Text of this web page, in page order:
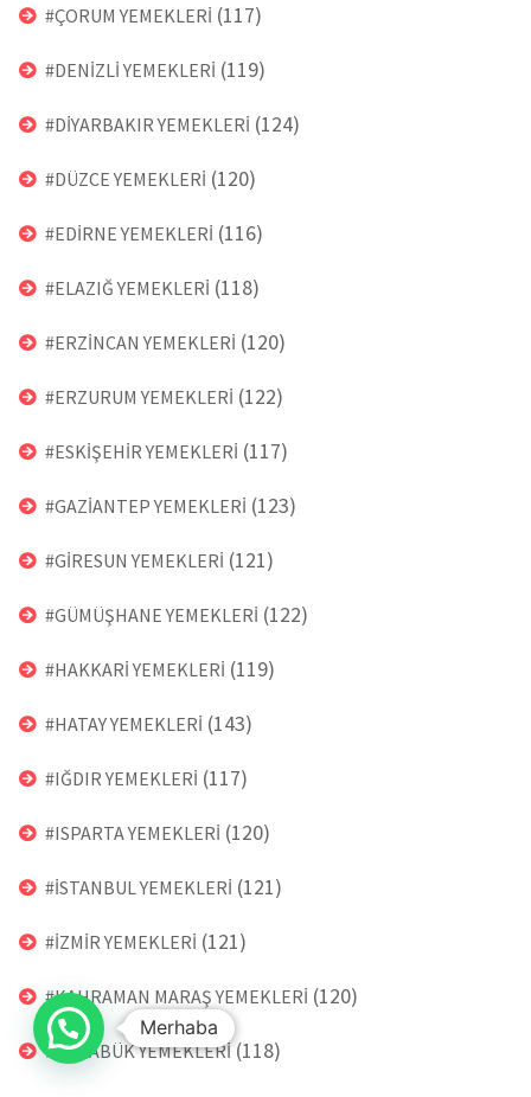
#ÇORUM YEMEKLERİ (117)
#DENİZLİ YEMEKLERİ (119)
#DİYARBAKIR YEMEKLERİ (124)
#DÜZCE YEMEKLERİ (120)
#EDİRNE YEMEKLERİ (116)
#ELAZIĞ YEMEKLERİ (118)
#ERZİNCAN YEMEKLERİ (120)
#ERZURUM YEMEKLERİ (122)
#ESKİŞEHİR YEMEKLERİ (117)
#GAZİANTEP YEMEKLERİ (123)
#GİRESUN YEMEKLERİ (121)
#GÜMÜŞHANE YEMEKLERİ (122)
#HAKKARİ YEMEKLERİ (119)
#HATAY YEMEKLERİ (143)
#IĞDIR YEMEKLERİ (117)
#ISPARTA YEMEKLERİ (120)
#İSTANBUL YEMEKLERİ (121)
#İZMİR YEMEKLERİ (121)
#KAHRAMAN MARAŞ YEMEKLERİ (120)
#KARABÜK YEMEKLERİ(118)
Merhaba